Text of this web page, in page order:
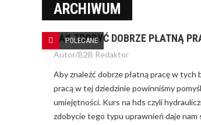
NA CZYM POLEGA KREDYT Z
GWARANCJĄ DE MINIMIS?
ARCHIWUM
POLECANE
JAK ZDOBYĆ DOBRZE PŁATNĄ
Autor/B2B Redaktor
Aby znaleźć dobrze płatną pracę w
pracą w tej dziedzinie powinniśmy
umiejętności. Kurs na hds czyli
zdobycie tego typu uprawnień daje nam